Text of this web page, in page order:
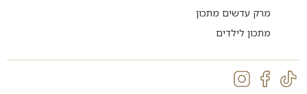
מרק עדשים מתכון
מתכון לילדים